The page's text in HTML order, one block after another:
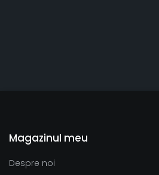
Magazinul meu
Despre noi